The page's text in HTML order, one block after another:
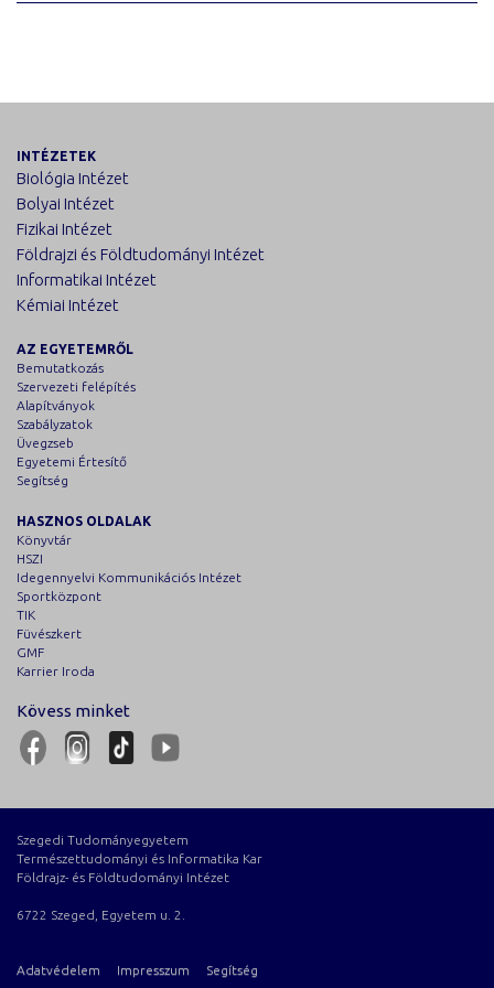
INTÉZETEK
Biológia Intézet
Bolyai Intézet
Fizikai Intézet
Földrajzi és Földtudományi Intézet
Informatikai Intézet
Kémiai Intézet
AZ EGYETEMRŐL
Bemutatkozás
Szervezeti felépítés
Alapítványok
Szabályzatok
Üvegzseb
Egyetemi Értesítő
Segítség
HASZNOS OLDALAK
Könyvtár
HSZI
Idegennyelvi Kommunikációs Intézet
Sportközpont
TIK
Füvészkert
GMF
Karrier Iroda
Kövess minket
Szegedi Tudományegyetem
Természettudományi és Informatika Kar
Földrajz- és Földtudományi Intézet
6722 Szeged, Egyetem u. 2.
Adatvédelem Impresszum Segítség